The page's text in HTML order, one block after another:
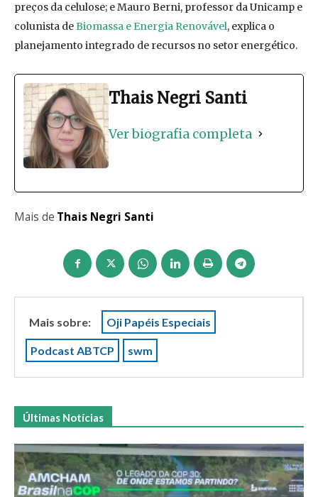
preços da celulose; e Mauro Berni, professor da Unicamp e
colunista deBiomassa e Energia Renovável, explica o
planejamento integrado de recursos no setor energético.
Thais Negri Santi
Ver biografia completa
Mais de Thais Negri Santi
Mais sobre: Oji Papéis Especiais
Podcast ABTCP swm
Últimas Notícias